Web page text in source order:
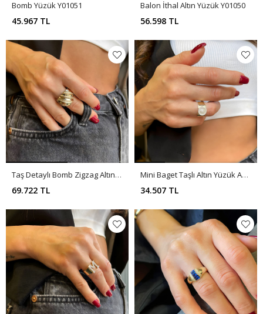
Bomb Yüzük Y01051
45.967 TL
Balon İthal Altın Yüzük Y01050
56.598 TL
Taş Detaylı Bomb Zigzag Altın Yüzük A0043
69.722 TL
Mini Baget Taşlı Altın Yüzük A0036
34.507 TL